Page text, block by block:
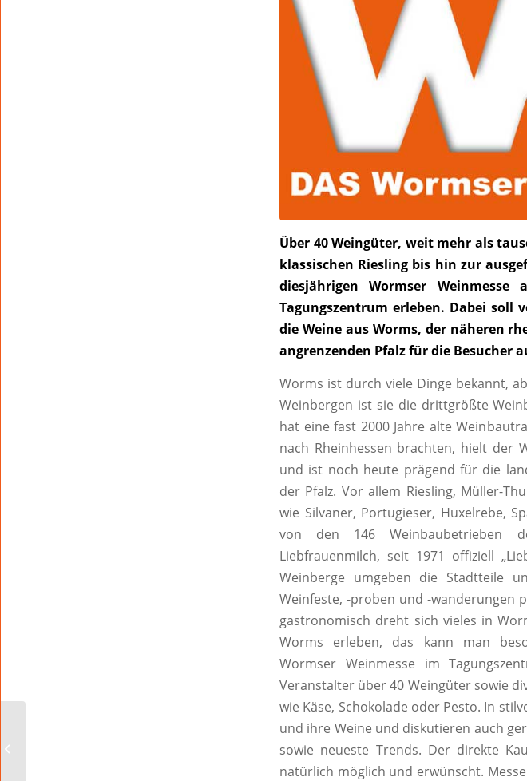
Über 40 Weingüter, weit mehr als
klassischen Riesling bis hin zur
diesjährigen Wormser
Tagungszentrum erleben. Dabei soll
die Weine aus Worms, der näheren
angrenzenden Pfalz für die Besucher
Worms ist durch viele Dinge bekannt,
Weinbergen ist sie die drittgrößte
hat eine fast 2000 Jahre alte
nach Rheinhessen brachten, hielt der
und ist noch heute prägend für die
der Pfalz. Vor allem Riesling, Müller-
wie Silvaner, Portugieser, Huxelrebe,
von den 146 Weinbaubetrieben
Liebfrauenmilch, seit 1971 offiziell
Weinberge umgeben die Stadtteile
Weinfeste, -proben und -wanderungen
gastronomisch dreht sich vieles in
Worms erleben, das kann man
Wormser Weinmesse im
Veranstalter über 40 Weingüter sowie
wie Käse, Schokolade oder Pesto. In
und ihre Weine und diskutieren auch
sowie neueste Trends. Der direkte
natürlich möglich und erwünscht.